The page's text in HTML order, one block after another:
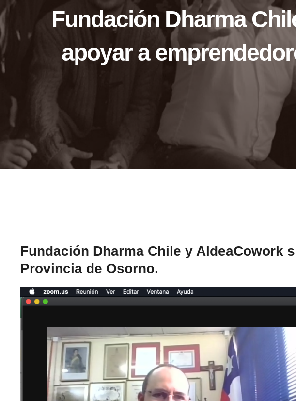
Fundación Dharma
apoyar a
Fundación Dharma Chile y AldeaCowork
Provincia de Osorno.
Ver